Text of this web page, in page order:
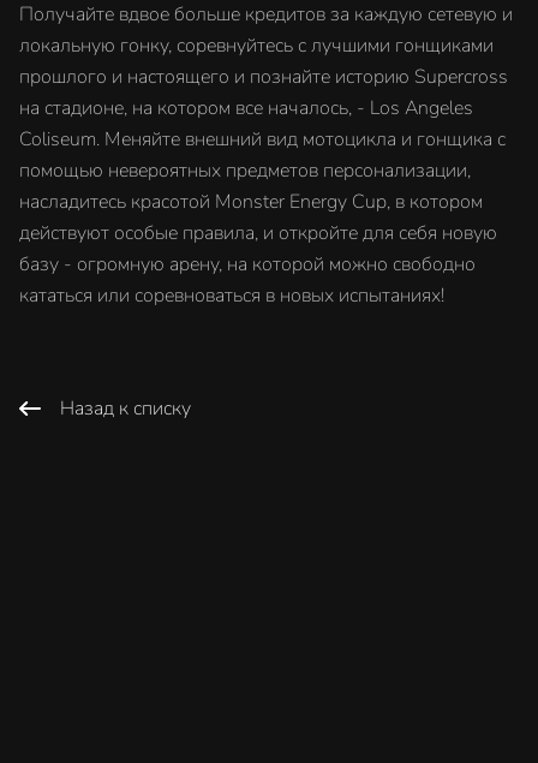
Получайте вдвое больше кредитов за каждую сетевую и
локальную гонку, соревнуйтесь с лучшими гонщиками
прошлого и настоящего и познайте историю Supercross
на стадионе, на котором все началось, - Los Angeles
Coliseum. Меняйте внешний вид мотоцикла и гонщика с
помощью невероятных предметов персонализации,
насладитесь красотой Monster Energy Cup, в котором
действуют особые правила, и откройте для себя новую
базу - огромную арену, на которой можно свободно
кататься или соревноваться в новых испытаниях!
Назад к списку